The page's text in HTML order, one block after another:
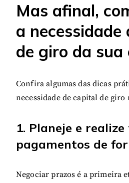
Mas afinal,
a necessidade
de giro da sua
Confira algumas das dicas
necessidade de capital de giro
1. Planeje e
pagamentos de
Negociar prazos é a primeira